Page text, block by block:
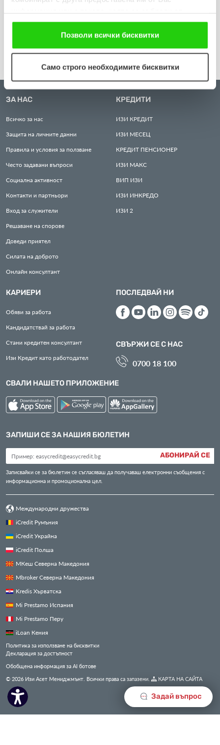
ползването от Ваша страна на услугите им. Ако
продължавате да използвате нашия уебсайт, Вие се
съгласявате с нашите "бисквитки".
Позволи всички бисквитки
Само строго необходимите бисквитки
Задай въпрос
ЗА НАС
Всичко за нас
Защита на личните данни
Правила и условия за ползване
Често задавани въпроси
Социална активност
Контакти и партньори
Вход за служители
Решаване на спорове
Доведи приятел
Силата на доброто
Онлайн консултант
КРЕДИТИ
ИЗИ КРЕДИТ
ИЗИ МЕСЕЦ
КРЕДИТ ПЕНСИОНЕР
ИЗИ МАКС
ВИП ИЗИ
ИЗИ ИНКРЕДО
ИЗИ 2
КАРИЕРИ
Обяви за работа
Кандидатствай за работа
Стани кредитен консултант
Изи Кредит като работодател
ПОСЛЕДВАЙ НИ
СВЪРЖИ СЕ С НАС
0700 18 100
СВАЛИ НАШЕТО ПРИЛОЖЕНИЕ
ЗАПИШИ СЕ ЗА НАШИЯ БЮЛЕТИН
АБОНИРАЙ СЕ
Записвайки се за бюлетин се съгласяваш да получаваш електронни съобщения с
информационна и промоционална цел.
Международни дружества
iCredit Румъния
iCredit Украйна
iCredit Полша
МКеш Северна Македония
Mbroker Северна Македония
Kredis Хърватска
Mi Prestamo Испания
Mi Prestamo Перу
iLoan Кения
Политика за използване на бисквитки
Декларация за достъпност
Обобщена информация за AI ботове
© 2026 Изи Асет Мениджмънт. Всички права са запазени.
КАРТА НА САЙТА